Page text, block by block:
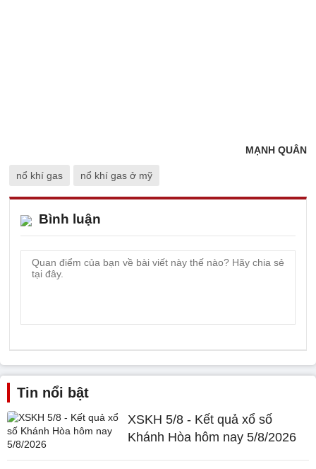
MẠNH QUÂN
nổ khí gas nổ khí gas ở mỹ
Bình luận
Tin nổi bật
XSKH 5/8 - Kết quả xổ số
Khánh Hòa hôm nay 5/8/2026